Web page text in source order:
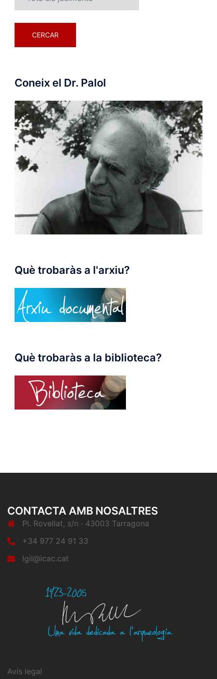
Coneix el Dr. Palol
Què trobaràs a l'arxiu?
Què trobaràs a la biblioteca?
CONTACTA AMB NOSALTRES
Pl. Rovellat, s/n · 43003 Tarragona
+34 977 24 91 33
lgil@icac.cat
Avís legal